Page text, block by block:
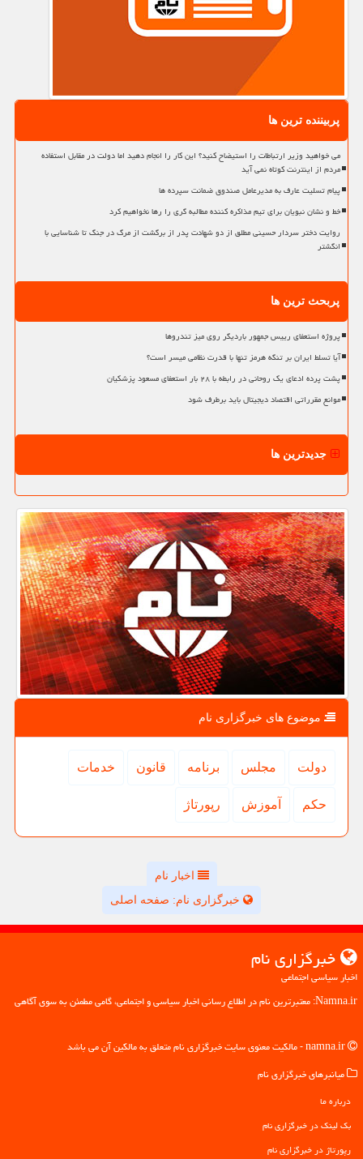
پربیننده ترین ها
می خواهید وزیر ارتباطات را استیضاح کنید؟ این کار را انجام دهید اما دولت در مقابل استفاده
مردم از اینترنت کوتاه نمی آید
پیام تسلیت عارف به مدیرعامل صندوق ضمانت سپرده ها
خط و نشان نبویان برای تیم مذاکره کننده مطالبه گری را رها نخواهیم کرد
روایت دختر سردار حسینی مطلق از دو شهادت پدر از برگشت از مرگ در جنگ تا شناسایی با
انگشتر
پربحث ترین ها
پروژه استعفای رییس جمهور باردیگر روی میز تندروها
آیا تسلط ایران بر تنگه هرمز تنها با قدرت نظامی میسر است؟
پشت پرده ادعای یک روحانی در رابطه با ۲۸ بار استعفای مسعود پزشکیان
موانع مقرراتی اقتصاد دیجیتال باید برطرف شود
جدیدترین ها
موضوع های خبرگزاری نام
دولت مجلس برنامه قانون خدمات
حكم آموزش رپورتاژ
اخبار نام
خبرگزاری نام: صفحه اصلی
خبرگزاری نام
اخبار سیاسی اجتماعی
Namna.ir: معتبرترین نام در اطلاع رسانی اخبار سیاسی و اجتماعی، گامی مطمئن به سوی آگاهی
میانبرهای خبرگزاری نام
درباره ما
بک لینک در خبرگزاری نام
رپورتاژ در خبرگزاری نام